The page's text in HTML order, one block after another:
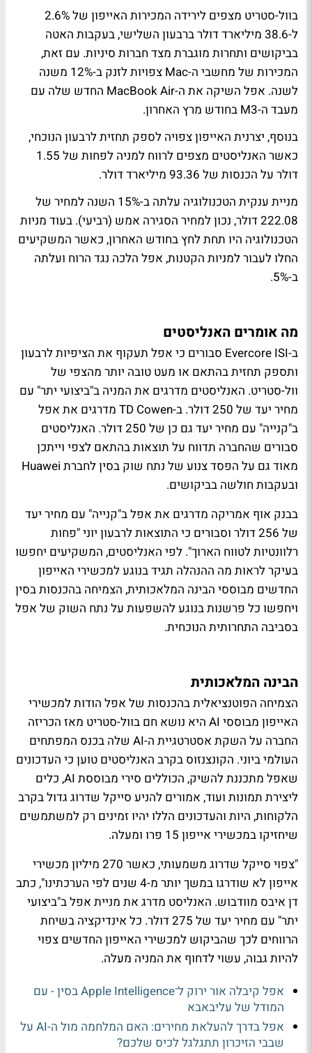
בוול-סטריט מצפים לירידה המכירות האייפון של 2.6%
ל-38.6 מיליארד דולר ברבעון השלישי, בעקבות האטה
בביקושים ותחרות מוגברת מצד חברות סיניות. עם זאת,
המכירות של מחשבי ה-Mac צפויות לזנק ב-12% משנה
לשנה. אפל השיקה את ה-MacBook Air החדש שלה עם
מעבד ה-M3 בחודש מרץ האחרון.
בנוסף, יצרנית האייפון צפויה לספק תחזית לרבעון הנוכחי,
כאשר האנליסטים מצפים לרווח למניה לפחות של 1.55
דולר על הכנסות של 93.36 מיליארד דולר.
מניית ענקית הטכנולוגיה עלתה ב-15% השנה למחיר של
222.08 דולר, נכון למחיר הסגירה אמש (רביעי). בעוד מניות
הטכנולוגיה היו תחת לחץ בחודש האחרון, כאשר המשקיעים
החלו לעבור למניות הקטנות, אפל הלכה נגד הרוח ועלתה
ב-5%.
מה אומרים האנליסטים
ב-Evercore ISI סבורים כי אפל תעקוף את הציפיות לרבעון
ותספק תחזית בהתאם או מעט טובה יותר מהצפי של
וול-סטריט. האנליסטים מדרגים את המניה ב"ביצועי יתר" עם
מחיר יעד של 250 דולר. ב-TD Cowen מדרגים את אפל
ב"קנייה" עם מחיר יעד גם כן של 250 דולר. האנליסטים
סבורים שהחברה תדווח על תוצאות בהתאם לצפי וייתכן
מאוד גם על הפסד צנוע של נתח שוק בסין לחברת Huawei
ובעקבות חולשה בביקושים.
בבנק אוף אמריקה מדרגים את אפל ב"קנייה" עם מחיר יעד
של 256 דולר וסבורים כי התוצאות לרבעון יוני "פחות
רלוונטיות לטווח הארוך". לפי האנליסטים, המשקיעים יחפשו
בעיקר לראות מה ההנהלה תגיד בנוגע למכשירי האייפון
החדשים מבוססי הבינה המלאכותית, הצמיחה בהכנסות בסין
ויחפשו כל פרשנות בנוגע להשפעות על נתח השוק של אפל
בסביבה התחרותית הנוכחית.
הבינה המלאכותית
הצמיחה הפוטנציאלית בהכנסות של אפל הודות למכשירי
האייפון מבוססי AI היא נושא חם בוול-סטריט מאז הכריזה
החברה על השקת אסטרטגיית ה-AI שלה בכנס המפתחים
העולמי ביוני. הקונצנזוס בקרב האנליסטים טוען כי העדכונים
שאפל מתכננת להשיק, הכוללים סירי מבוססת AI, כלים
ליצירת תמונות ועוד, אמורים להניע סייקל שדרוג גדול בקרב
הלקוחות, היות והעדכונים הללו יהיו זמינים רק למשתמשים
שיחזיקו במכשירי אייפון 15 פרו ומעלה.
"צפוי סייקל שדרוג משמעותי, כאשר 270 מיליון מכשירי
אייפון לא שודרגו במשך יותר מ-4 שנים לפי הערכתינו", כתב
דן איבס מוודבוש. האנליסט מדרג את מניית אפל ב"ביצועי
יתר" עם מחיר יעד של 275 דולר. כל אינדיקציה בשיחת
הרווחים לכך שהביקוש למכשירי האייפון החדשים צפוי
להיות גבוה, עשוי לדחוף את המניה מעלה.
אפל קיבלה אור ירוק ל־Apple Intelligence בסין - עם
המודל של עליבאבא
אפל בדרך להעלאת מחירים: האם המלחמה מול ה-AI על
שבבי הזיכרון תתגלגל לכיס שלכם?